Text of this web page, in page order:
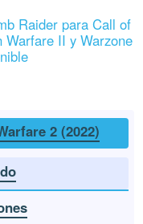
Raider para Call of
Warfare II y Warzone
2 (2022)